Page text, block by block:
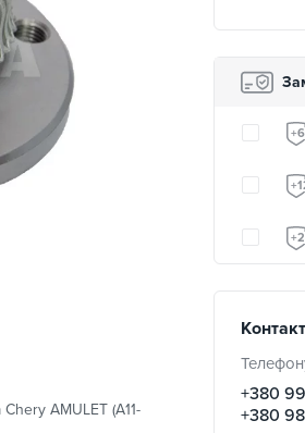
AMULET (A11-
+6
+380
+380